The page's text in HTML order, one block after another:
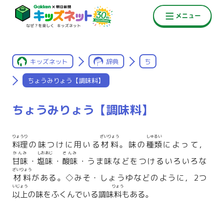
キッズネット 辞典 ち
ちょうみりょう【調味料】
ちょうみりょう【調味料】
料理
りょうり
の味つけに用いる材料
ざいりょう
。味の種類
しゅるい
によって，
甘味
かんみ
・ 塩味
しおあじ
・ 酸味
さんみ
・うま味などをつけるいろいろな
材料
ざいりょう
がある。◇みそ・しょうゆなどのように，2つ
以上
いじょう
の味をふくんでいる調味料
りょう
もある。